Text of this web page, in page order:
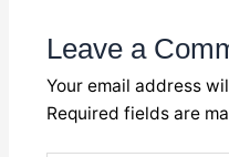
Leave a
Your email address
Required fields are